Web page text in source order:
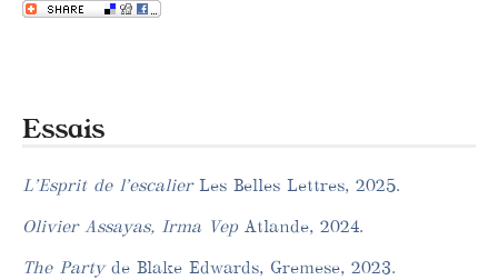
Essais
L’Esprit de l’escalierLes Belles Lettres, 2025.
Olivier Assayas, Irma Vep Atlande, 2024.
The Partyde Blake Edwards, Gremese, 2023.